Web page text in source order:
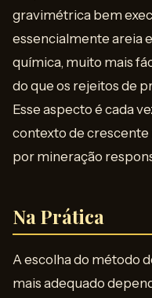
gravimétrica bem
essencialmente areia
química, muito mais
do que os rejeitos de
Esse aspecto é cada
contexto de
por mineração
Na Prática
A escolha do método
mais adequado